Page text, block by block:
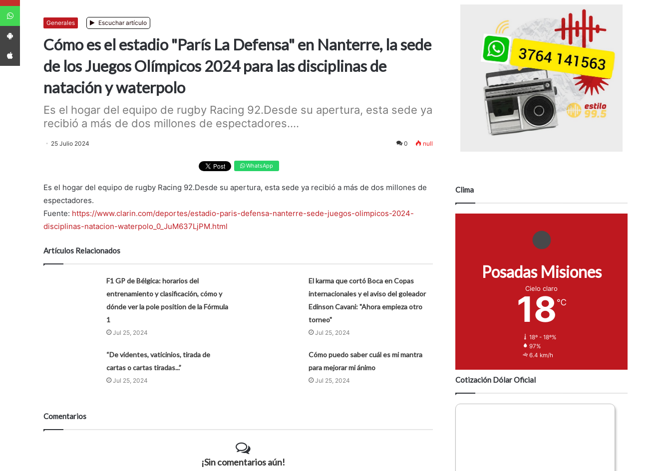
Generales Escuchar artículo
Cómo es el estadio "París La Defensa" en Nanterre, la sede
de los Juegos Olímpicos 2024 para las disciplinas de
natación y waterpolo
Es el hogar del equipo de rugby Racing 92.Desde su apertura, esta sede ya
recibió a más de dos millones de espectadores....
25 Julio 2024 0 null
WhatsApp
Es el hogar del equipo de rugby Racing 92.Desde su apertura, esta sede ya recibió a más de dos millones de
espectadores.
Fuente: https://www.clarin.com/deportes/estadio-paris-defensa-nanterre-sede-juegos-olimpicos-2024-
disciplinas-natacion-waterpolo_0_JuM637LjPM.html
Artículos Relacionados
F1 GP de Bélgica: horarios del
entrenamiento y clasificación, cómo y
dónde ver la pole position de la Fórmula
1
Jul 25, 2024
El karma que cortó Boca en Copas
internacionales y el aviso del goleador
Edinson Cavani: "Ahora empieza otro
torneo"
Jul 25, 2024
“De videntes, vaticinios, tirada de
cartas o cartas tiradas...”
Jul 25, 2024
Cómo puedo saber cuál es mi mantra
para mejorar mi ánimo
Jul 25, 2024
Comentarios
¡Sin comentarios aún!
Clima
Posadas Misiones
Cielo claro
18 ℃
18º - 18º%
97%
6.4 km/h
Cotización Dólar Oficial
App Android